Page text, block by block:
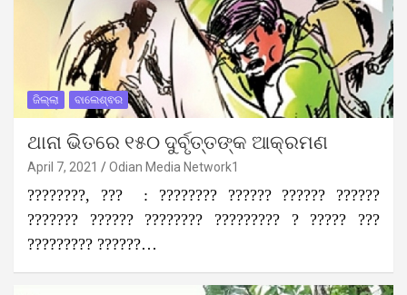
ଜିଲ୍ଲା ବାଲେଶ୍ଵର
ଥାନା ଭିତରେ ୧୫୦ ଦୁର୍ବୃତ୍ତଙ୍କ ଆକ୍ରମଣ
April 7, 2021 Odian Media Network1
????????, ??? : ???????? ?????? ?????? ??????
??????? ?????? ???????? ????????? ? ????? ???
????????? ??????…